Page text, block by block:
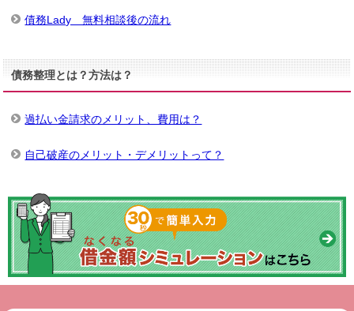
債務Lady 無料相談後の流れ
債務整理とは？方法は？
過払い金請求のメリット、費用は？
自己破産のメリット・デメリットって？